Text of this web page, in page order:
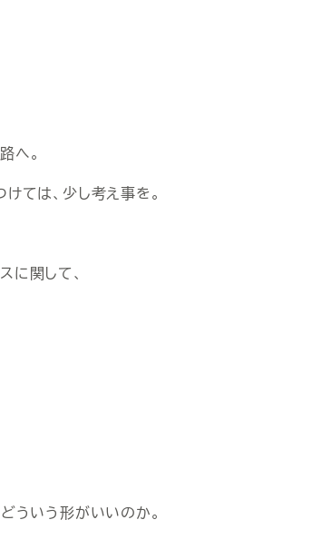
へ。
ては、少し考え事を。
に関して、
ういう形がいいのか。